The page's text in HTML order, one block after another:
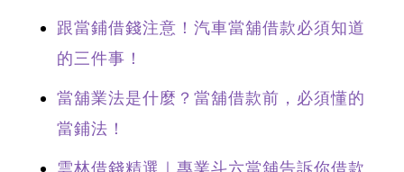
跟當鋪借錢注意！汽車當舖借款必須知道
的三件事！
當舖業法是什麼？當舖借款前，必須懂的
當鋪法！